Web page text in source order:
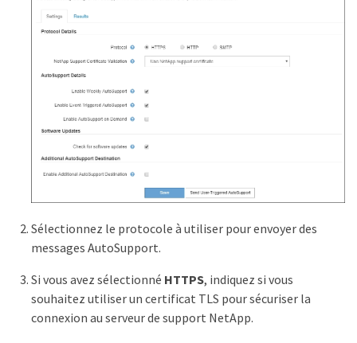
Sélectionnez le protocole à utiliser pour envoyer des
messages AutoSupport.
Si vous avez sélectionné HTTPS, indiquez si vous
souhaitez utiliser un certificat TLS pour sécuriser la
connexion au serveur de support NetApp.